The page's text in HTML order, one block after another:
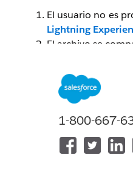
El usuario no es
Lightning
El archivo se
Solución
Para resolver:
Asegúrese de
Asegúrese de
1-800-667-